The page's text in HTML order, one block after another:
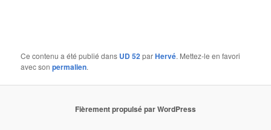
Ce contenu a été publié dans UD 52parHervé. Mettez-le en favori
avec sonpermalien.
Fièrement propulsé par WordPress